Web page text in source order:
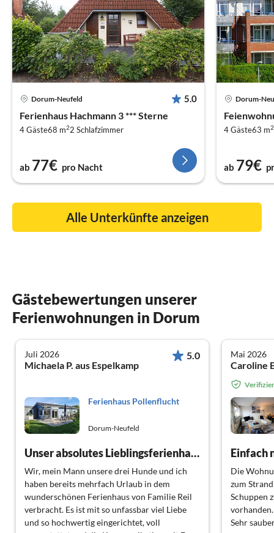
Dorum-Neufeld 5.0
Ferienhaus Hachmann 3 *** Sterne
4 Gäste68 m22 Schlafzimmer
ab 77€ pro Nacht
Dorum-
4 Gäste63 m2
ab 79€
Alle Unterkünfte anzeigen
Gästebewertungen unserer
Ferienwohnungen in Dorum
Juli 2026
Michaela P. aus Espelkamp
5.0
Ferienhaus Pollenflucht
Dorum-Neufeld
Unser absolutes Lieblingsferienhaus!
Wir, mein Mann unsere drei Hunde und ich
haben bereits mehrfach Urlaub in dem
wunderschönen Ferienhaus von Familie Reil
verbracht. Es ist mit so unfassbar viel Liebe
und so hochwertig eingerichtet, voll
Mai 2026
Caroline
Einfach
Die
zum
Schuppen
Sehr